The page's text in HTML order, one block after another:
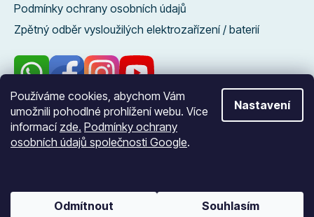
Používáme cookies, abychom Vám
umožnili pohodlné prohlížení webu. Více
informací zde. Podmínky ochrany
osobních údajů společnosti Google.
Nastavení
Odmítnout Souhlasím
Podmínky ochrany osobních údajů
Zpětný odběr vysloužilých elektrozařízení / baterií
96 %
zákazníků nás
doporučuje
Vytvořil Shoptet